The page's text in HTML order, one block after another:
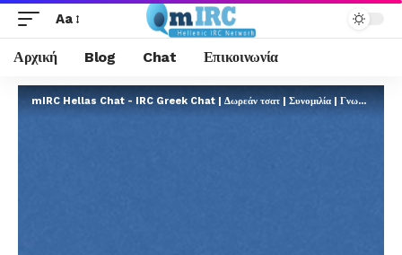
Aa
Αρχική Blog Chat Επικοινωνία
mIRC Hellas Chat - IRC Greek Chat | Δωρεάν τσατ | Συνομιλία | Γνωριμίες | FREE